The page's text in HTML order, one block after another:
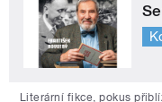
Literární fikce, pokus